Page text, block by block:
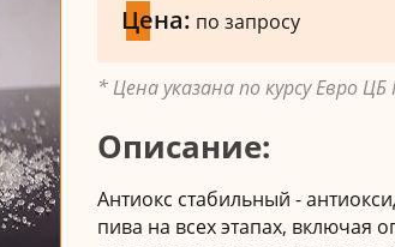
Цена: по запросу
* Цена указана по курсу Евро
Описание:
Антиокс стабильный -
пива на всех этапах, включая